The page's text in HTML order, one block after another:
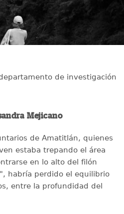
de investigación
Mejicano
de Amatitlán, quienes
estaba trepando el área
en lo alto del filón
habría perdido el equilibrio
entre la profundidad del